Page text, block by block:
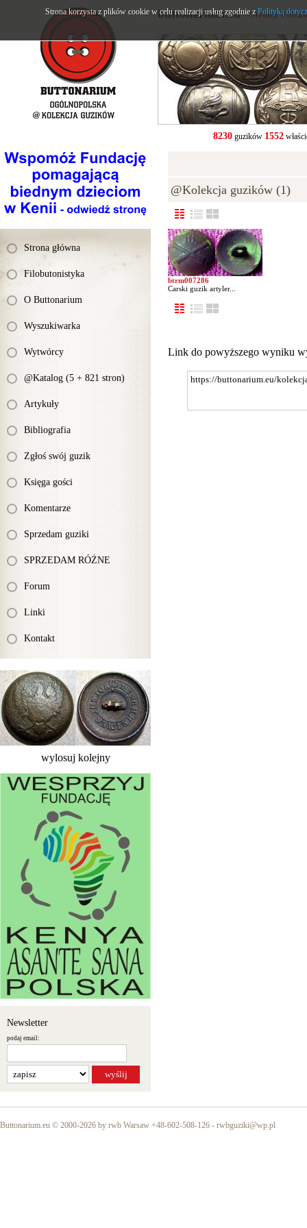
Strona główna
Filobutonistyka
O Buttonarium
Wyszukiwarka
Wytwórcy
@Katalog (5 + 821 stron)
Artykuły
Bibliografia
Zgłoś swój guzik
Księga gości
Komentarze
Sprzedam guziki
SPRZEDAM RÓŻNE
Forum
Linki
Kontakt
wylosuj kolejny
Newsletter
podaj email:
buttonarium.eu- Strona
8230guzików 1552
@Kolekcja guzików (1)
btrm007286
Carski guzik artyler...
Link do powyższego wyniku
Buttonarium.eu © 2000-2026 by rwb Warsaw +48-602-508-126 - rwbguziki@wp.pl
Strona korzysta z plików cookie w celu realizacji usług zgodnie zPolityką